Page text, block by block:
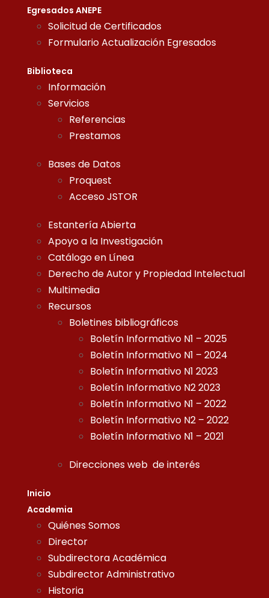
Egresados ANEPE
Solicitud de Certificados
Formulario Actualización Egresados
Biblioteca
Información
Servicios
Referencias
Prestamos
Bases de Datos
Proquest
Acceso JSTOR
Estantería Abierta
Apoyo a la Investigación
Catálogo en Línea
Derecho de Autor y Propiedad Intelectual
Multimedia
Recursos
Boletines bibliográficos
Boletín Informativo N1 – 2025
Boletín Informativo N1 – 2024
Boletín Informativo N1 2023
Boletín Informativo N2 2023
Boletín Informativo N1 – 2022
Boletín Informativo N2 – 2022
Boletín Informativo N1 – 2021
Direcciones web de interés
Inicio
Academia
Quiénes Somos
Director
Subdirectora Académica
Subdirector Administrativo
Historia